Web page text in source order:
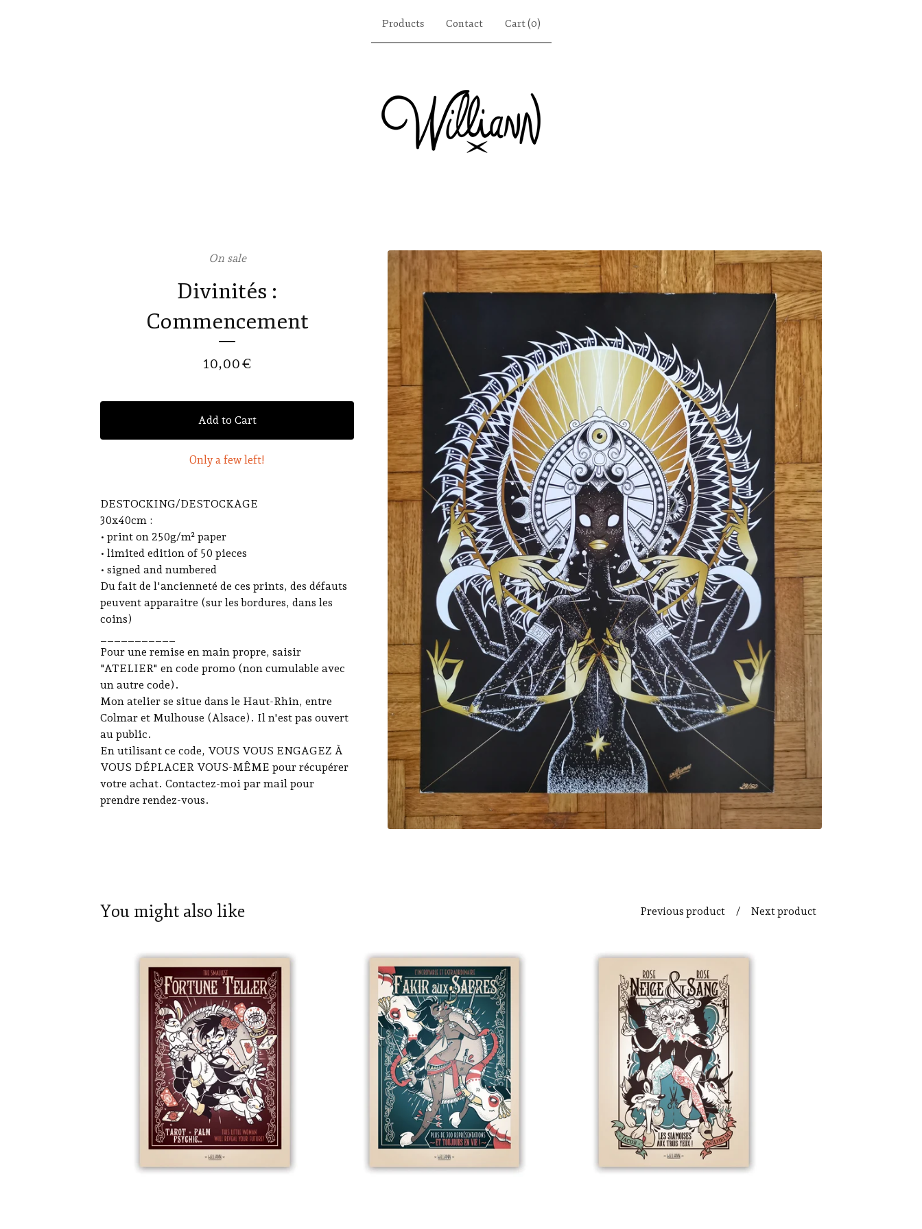
Products Contact Cart (0)
On sale
Divinités :
Commencement
10,00€
Add to Cart
Only a few left!
DESTOCKING/DESTOCKAGE
30x40cm :
• print on 250g/m² paper
• limited edition of 50 pieces
• signed and numbered
Du fait de l'ancienneté de ces prints, des défauts
peuvent apparaitre (sur les bordures, dans les
coins)
Pour une remise en main propre, saisir
"ATELIER" en code promo (non cumulable avec
un autre code).
Mon atelier se situe dans le Haut-Rhin, entre
Colmar et Mulhouse (Alsace). Il n'est pas ouvert
au public.
En utilisant ce code, VOUS VOUS ENGAGEZ À
VOUS DÉPLACER VOUS-MÊME pour récupérer
votre achat. Contactez-moi par mail pour
prendre rendez-vous.
You might also like Previous product Next product